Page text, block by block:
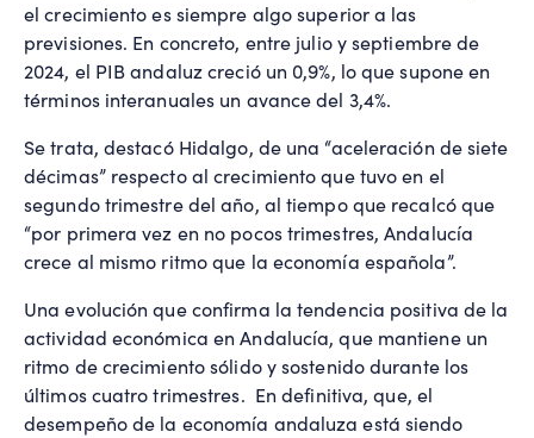
el crecimiento es siempre algo superior a las
previsiones. En concreto, entre julio y septiembre de
2024, el PIB andaluz creció un 0,9%, lo que supone en
términos interanuales un avance del 3,4%.
Se trata, destacó Hidalgo, de una “aceleración de siete
décimas” respecto al crecimiento que tuvo en el
segundo trimestre del año, al tiempo que recalcó que
“por primera vez en no pocos trimestres, Andalucía
crece al mismo ritmo que la economía española”.
Una evolución que confirma la tendencia positiva de la
actividad económica en Andalucía, que mantiene un
ritmo de crecimiento sólido y sostenido durante los
últimos cuatro trimestres. En definitiva, que, el
desempeño de la economía andaluza está siendo